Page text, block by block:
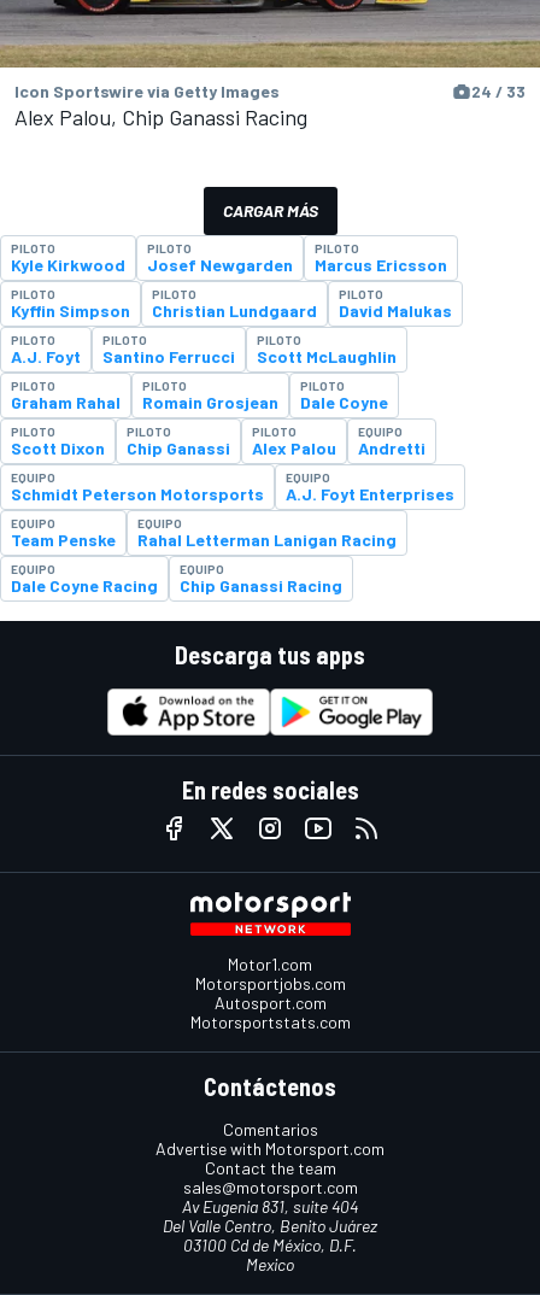
Icon Sportswire via Getty Images 24 / 33
Alex Palou, Chip Ganassi Racing
CARGAR MÁS
PILOTO
Kyle Kirkwood
PILOTO
Josef Newgarden
PILOTO
Marcus Ericsson
PILOTO
Kyffin Simpson
PILOTO
Christian Lundgaard
PILOTO
David Malukas
PILOTO
A.J. Foyt
PILOTO
Santino Ferrucci
PILOTO
Scott McLaughlin
PILOTO
Graham Rahal
PILOTO
Romain Grosjean
PILOTO
Dale Coyne
PILOTO
Scott Dixon
PILOTO
Chip Ganassi
PILOTO
Alex Palou
EQUIPO
Andretti
EQUIPO
Schmidt Peterson Motorsports
EQUIPO
A.J. Foyt Enterprises
EQUIPO
Team Penske
EQUIPO
Rahal Letterman Lanigan Racing
EQUIPO
Dale Coyne Racing
EQUIPO
Chip Ganassi Racing
Descarga tus apps
En redes sociales
Motor1.com
Motorsportjobs.com
Autosport.com
Motorsportstats.com
Contáctenos
Comentarios
Advertise with Motorsport.com
Contact the team
sales@motorsport.com
Av Eugenia 831, suite 404
Del Valle Centro, Benito Juárez
03100 Cd de México, D.F.
Mexico